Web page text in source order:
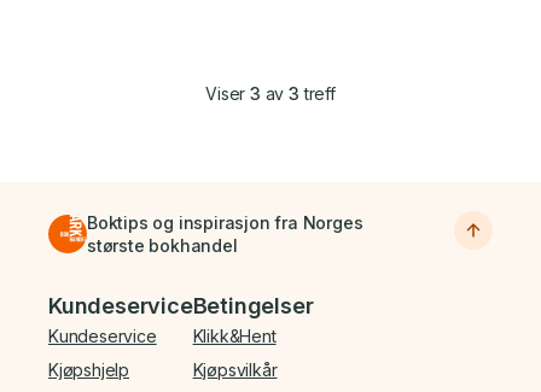
Viser3 av 3 treff
Boktips og inspirasjon fra Norges
største bokhandel
Bunnmeny
Kundeservice
Kundeservice
Kjøpshjelp
Betingelser
Klikk&Hent
Kjøpsvilkår